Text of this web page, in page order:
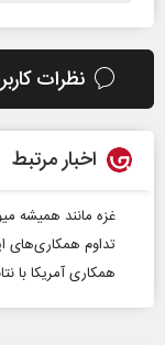
نظرات
اخبار مرتبط
غزه مانند همیشه
تداوم همکاری‌های
همکاری آمریکا با